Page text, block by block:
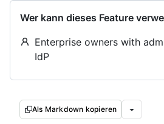
Wer kann dieses Feature
Enterprise owners with
IdP
Als Markdown kopieren